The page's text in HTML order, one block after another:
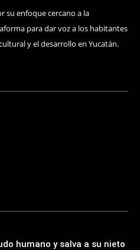
su enfoque cercano a la
para dar voz a los habitantes
y el desarrollo en Yucatán.
humano y salva a su nieto